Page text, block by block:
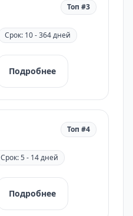
Топ #3
Срок: 10 - 364 дней
Подробнее
Топ #4
Срок: 5 - 14 дней
Подробнее